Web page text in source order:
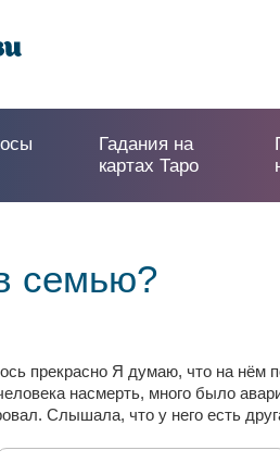
Гадания на
картах Таро
семью?
прекрасно Я думаю, что на нём
насмерть, много было
Слышала, что у него есть